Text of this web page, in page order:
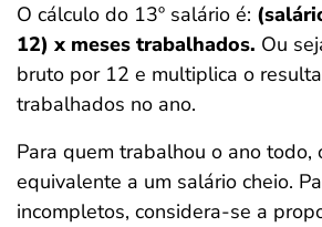
O cálculo do 13º salário é:
12) x meses trabalhados. Ou
bruto por 12 e multiplica o
trabalhados no ano.
Para quem trabalhou o ano todo,
equivalente a um salário cheio.
incompletos, considera-se a